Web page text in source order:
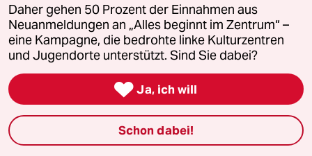
Aboservice
ePaper Login
Downloads für Abonnierende
Daher gehen 50 Prozent der Einnahmen aus
Neuanmeldungen an „Alles beginnt im Zentrum“ –
eine Kampagne, die bedrohte linke Kulturzentren
und Jugendorte unterstützt. Sind Sie dabei?
 Ja, ich will
Schon dabei!